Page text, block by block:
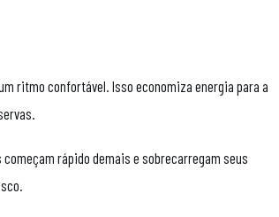
ritmo confortável. Isso economiza energia para a
rápido demais e sobrecarregam seus